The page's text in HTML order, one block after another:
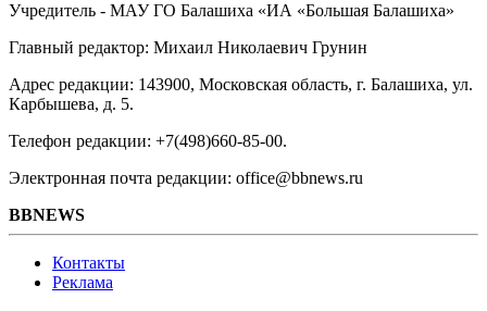
Учредитель - МАУ ГО Балашиха «ИА «Большая Балашиха»
Главный редактор: Михаил Николаевич Грунин
Адрес редакции: 143900, Московская область, г. Балашиха, ул.
Карбышева, д. 5.
Телефон редакции: +7(498)660-85-00.
Электронная почта редакции: office@bbnews.ru
BBNEWS
Контакты
Реклама